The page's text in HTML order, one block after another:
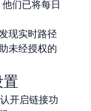
们已将每日
现实时路径
未经授权的
开启链接功